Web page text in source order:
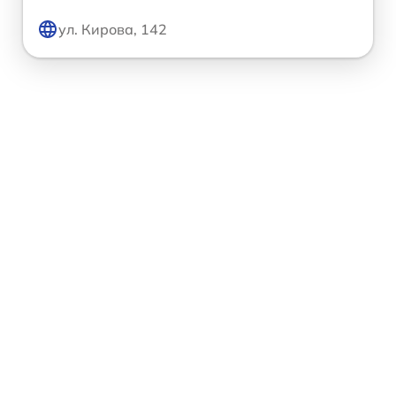
ул. Кирова, 142